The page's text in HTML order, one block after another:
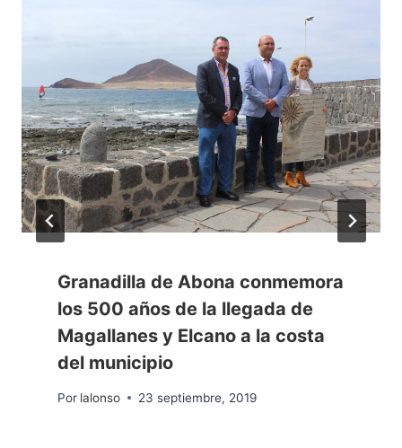
Granadilla de Abona conmemora
los 500 años de la llegada de
Magallanes y Elcano a la costa
del municipio
Por lalonso 23 septiembre, 2019